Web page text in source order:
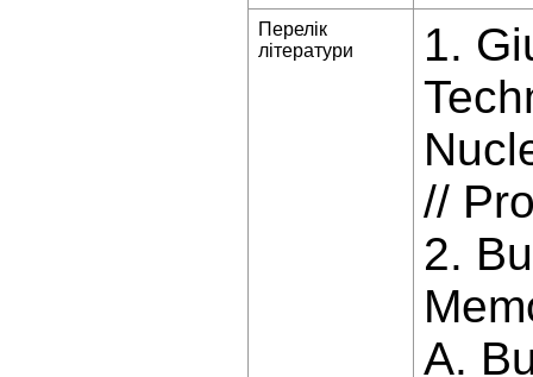
Перелік
літератури
1.
//
2.
A.